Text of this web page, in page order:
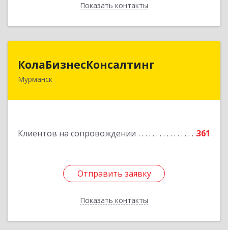
Показать контакты
Назад
КолаБизнесКонсалтинг
Мурманск
Клиентов на сопровождении 361
Отправить заявку
Показать контакты
Отправить заявку
Назад